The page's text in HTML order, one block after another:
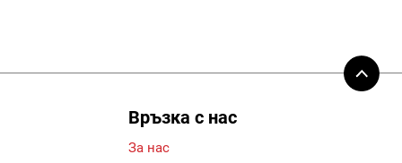
Връзка с нас
За нас